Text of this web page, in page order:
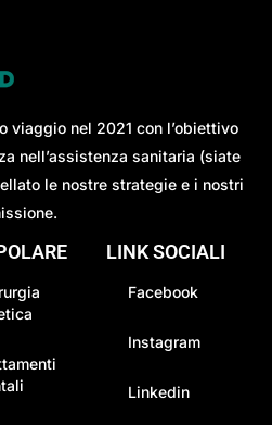
viaggio nel 2021 con l’obiettivo
nell’assistenza sanitaria (siate
le nostre strategie e i nostri
LINK SOCIALI
Facebook
Instagram
Linkedin